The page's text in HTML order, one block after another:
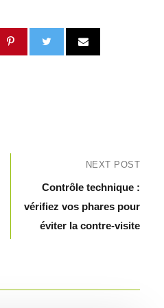
NEXT POST
Contrôle technique :
vérifiez vos phares pour
éviter la contre-visite